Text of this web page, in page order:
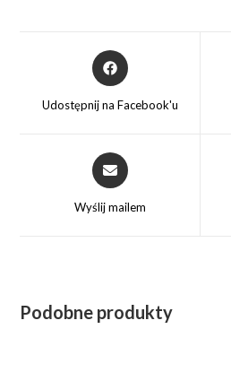
Opens
in
new
Udostępnij na Facebook'u
Opens
in
new
Wyślij mailem
Podobne produkty